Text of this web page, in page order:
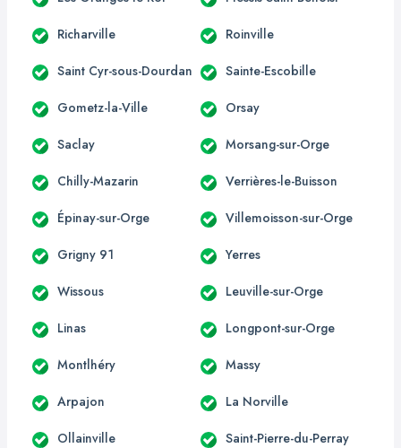
Richarville Roinville
Saint Cyr-sous-Dourdan Sainte-Escobille
Gometz-la-Ville Orsay
Saclay Morsang-sur-Orge
Chilly-Mazarin Verrières-le-Buisson
Épinay-sur-Orge Villemoisson-sur-Orge
Grigny 91 Yerres
Wissous Leuville-sur-Orge
Linas Longpont-sur-Orge
Montlhéry Massy
Arpajon La Norville
Ollainville Saint-Pierre-du-Perray